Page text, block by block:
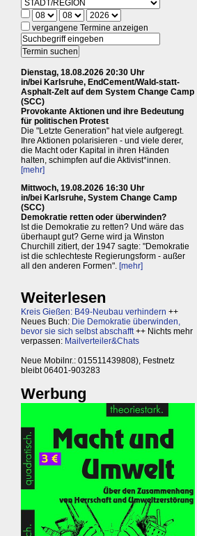
vergangene Termine anzeigen
Dienstag, 18.08.2026 20:30 Uhr
in/bei Karlsruhe, EndCement/Wald-statt-
Asphalt-Zelt auf dem System Change Camp
(SCC)
Provokante Aktionen und ihre Bedeutung
für politischen Protest
Die "Letzte Generation" hat viele aufgeregt.
Ihre Aktionen polarisieren - und viele derer,
die Macht oder Kapital in ihren Händen
halten, schimpfen auf die Aktivist*innen.
[mehr]
Mittwoch, 19.08.2026 16:30 Uhr
in/bei Karlsruhe, System Change Camp
(SCC)
Demokratie retten oder überwinden?
Ist die Demokratie zu retten? Und wäre das
überhaupt gut? Gerne wird ja Winston
Churchill zitiert, der 1947 sagte: "Demokratie
ist die schlechteste Regierungsform - außer
all den anderen Formen". [mehr]
Weiterlesen
Kreis Gießen: B49-Neubau verhindern ++
Neues Buch: Die Demokratie überwinden,
bevor sie sich selbst abschafft++ Nichts mehr
verpassen: Mailverteiler&Chats
Neue Mobilnr.: 015511439808), Festnetz
bleibt 06401-903283
Werbung